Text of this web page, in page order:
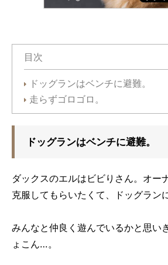
目次
ドッグランはベンチに避難。
走らずゴロゴロ。
ドッグランはベンチに避難。
ダックスのエルはビビりさん。オー
克服してもらいたくて、ドッグラン
みんなと仲良く遊んでいるかと思い
ょこん…。